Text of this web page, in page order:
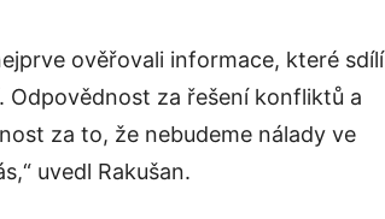
ověřovali informace, které sdílí
Odpovědnost za řešení konfliktů a
za to, že nebudeme nálady ve
uvedl Rakušan.